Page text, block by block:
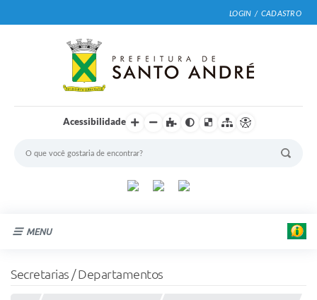
LOGIN / CADASTRO
Acessibilidade
MENU
Secretarias / Departamentos